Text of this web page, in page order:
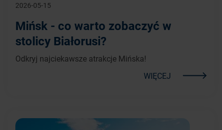
2026-05-15
Mińsk - co warto zobaczyć w
stolicy Białorusi?
Odkryj najciekawsze atrakcje Mińska!
WIĘCEJ